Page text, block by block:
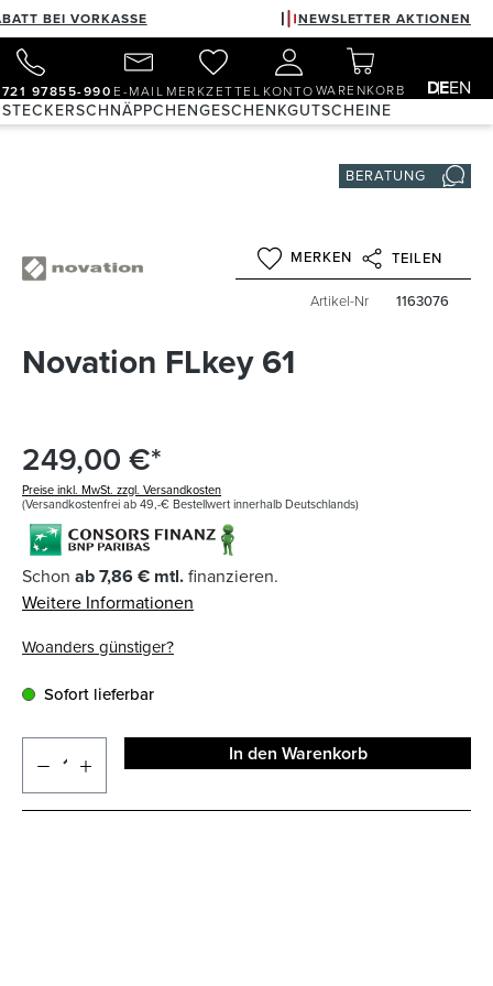
BEI VORKASSE NEWSLETTER AKTIONEN
97855-990 E-MAIL MERKZETTEL KONTOWARENKORB DEEN
SCHNÄPPCHENGESCHENKGUTSCHEINE
BERATUNG
MERKEN TEILEN
Artikel-Nr 1163076
Novation FLkey 61
249,00 €*
Preise inkl. MwSt. zzgl. Versandkosten
(Versandkostenfrei ab 49,-€ Bestellwert innerhalb Deutschlands)
Schon ab 7,86 € mtl.finanzieren.
Weitere Informationen
Woanders günstiger?
Sofort lieferbar
In den Warenkorb